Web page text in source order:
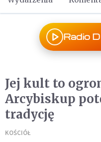
Radio
Jej kult to
Arcybiskup
tradycję
KOŚCIÓŁ